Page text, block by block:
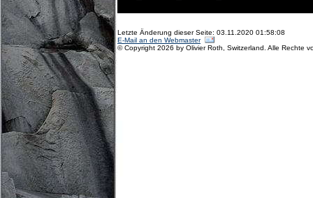
Letzte Änderung dieser Seite: 03.11.2020 01:58:08
E-Mail an den Webmaster
© Copyright 2026 by Olivier Roth, Switzerland. Alle Rechte